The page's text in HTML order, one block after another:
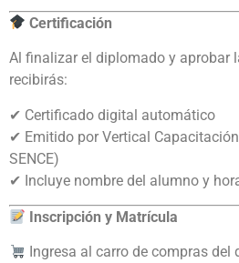
Certificación
Al finalizar el diplomado y aprobar
recibirás:
✔ Certificado digital automático
✔ Emitido por Vertical
SENCE)
✔ Incluye nombre del alumno y
Inscripción y Matrícula
Ingresa al carro de compras del